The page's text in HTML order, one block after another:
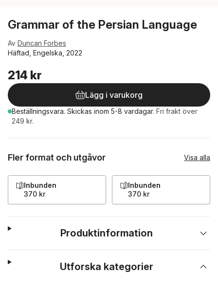
Grammar of the Persian Language
Av Duncan Forbes
Häftad, Engelska, 2022
214 kr
Lägg i varukorg
Beställningsvara. Skickas inom 5-8 vardagar. Fri frakt över
249 kr.
Fler format och utgåvor Visa alla
Inbunden
370 kr
Inbunden
370 kr
Produktinformation
Utforska kategorier